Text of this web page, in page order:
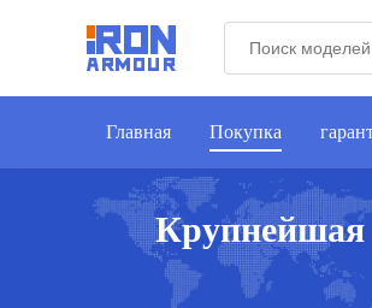
Главная Покупка
Крупнейшая